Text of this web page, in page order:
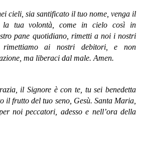
cieli, sia santificato il tuo nome, venga il
la tua volontà, come in cielo così in
pane quotidiano, rimetti a noi i nostri
ai nostri debitori, e non
ma liberaci dal male. Amen.
il Signore è con te, tu sei benedetta
il frutto del tuo seno, Gesù. Santa Maria,
noi peccatori, adesso e nell’ora della